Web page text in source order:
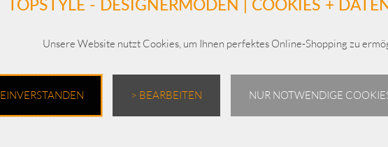
Ähnliche Produkte
TOPSTYLE - DESIGNERMODEN | COOKIES +
Unsere Website nutzt Cookies, um Ihnen perfektes Online-Shopping zu
EINVERSTANDEN > BEARBEITEN NUR NOTWENDIGE